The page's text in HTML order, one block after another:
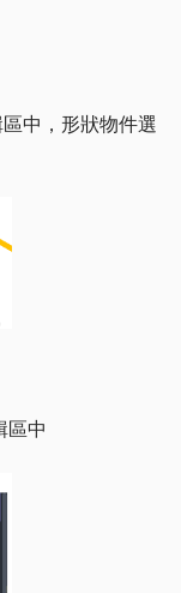
中，形狀物件選
區中